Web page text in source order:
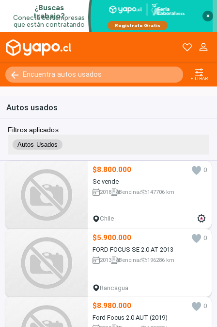
×
FILTRAR
Autos usados
Filtros aplicados
Autos Usados
$8.800.000
0
Se vende
2018 Bencina 147706 km
Chile
$5.900.000
0
FORD FOCUS SE 2.0 AT 2013
2013 Bencina 196286 km
Rancagua
$8.980.000
0
Ford Focus 2.0 AUT (2019)